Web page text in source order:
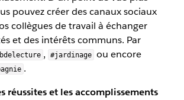
pouvez créer des canaux sociaux
collègues de travail à échanger
et des intérêts communs. Par
, #jardinage ou encore
.
réussites et les accomplissements